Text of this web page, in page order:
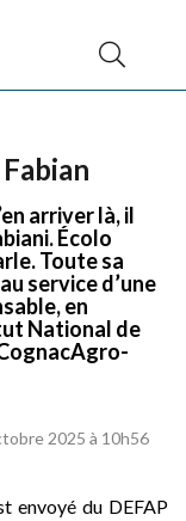
arriver là, il
Écolo
Toute sa
service d’une
en
National de
2025 à 10h56
envoyé du DEFAP